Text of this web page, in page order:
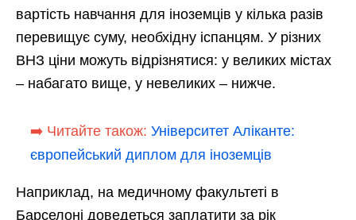
вартість навчання для іноземців у кілька разів
перевищує суму, необхідну іспанцям. У різних
ВНЗ ціни можуть відрізнятися: у великих містах
– набагато вище, у невеликих – нижче.
➡️ Читайте також: Університет Аліканте:
європейський диплом для іноземців
Наприклад, на медичному факультеті в
Барселоні доведеться заплатити за рік